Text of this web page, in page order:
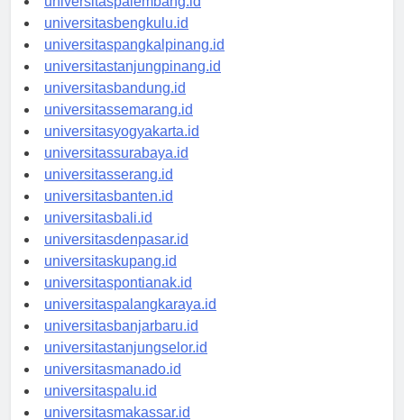
universitaspalembang.id
universitasbengkulu.id
universitaspangkalpinang.id
universitastanjungpinang.id
universitasbandung.id
universitassemarang.id
universitasyogyakarta.id
universitassurabaya.id
universitasserang.id
universitasbanten.id
universitasbali.id
universitasdenpasar.id
universitaskupang.id
universitaspontianak.id
universitaspalangkaraya.id
universitasbanjarbaru.id
universitastanjungselor.id
universitasmanado.id
universitaspalu.id